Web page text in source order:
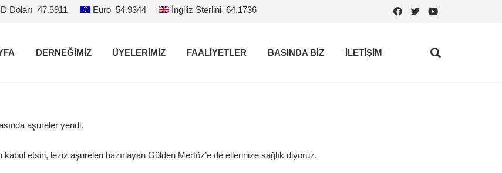
Doları 47.5911 Euro 54.9344 İngiliz Sterlini 64.1736
DERNEĞİMİZ ÜYELERİMİZ FAALİYETLER BASINDA BİZ İLETİŞİM
aşureler yendi.
etsin, leziz aşureleri hazırlayan Gülden Mertöz’e de ellerinize sağlık diyoruz.